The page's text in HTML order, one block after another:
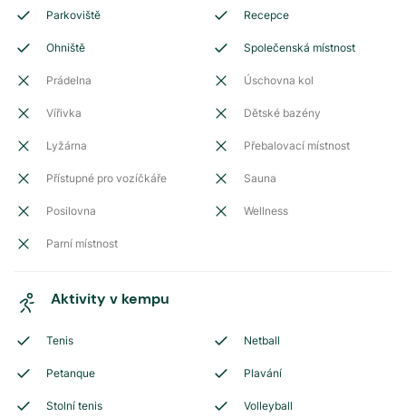
Parkoviště Recepce
Ohniště Společenská místnost
Prádelna Úschovna kol
Vířivka Dětské bazény
Lyžárna Přebalovací místnost
Přístupné pro vozíčkáře Sauna
Posilovna Wellness
Parní místnost
Aktivity v kempu
Tenis Netball
Petanque Plavání
Stolní tenis Volleyball